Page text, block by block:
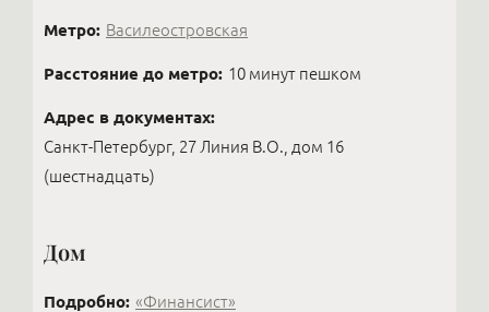
Метро: Василеостровская
Расстояние до метро: 10 минут пешком
Адрес в документах:
Санкт-Петербург, 27 Линия В.О., дом 16
(шестнадцать)
Дом
Подробно: «Финансист»